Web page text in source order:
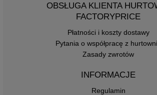
OBSŁUGA KLIENTA
FACTORYPRICE
Płatności i koszty dostawy
Pytania o współpracę z
Zasady zwrotów
INFORMACJE
Regulamin